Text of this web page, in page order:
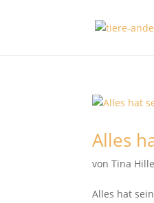
Alles
vonTina
Alles hat